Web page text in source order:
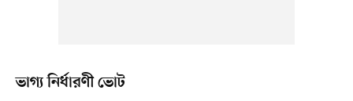
ভাগ্য নির্ধারণী ভোট